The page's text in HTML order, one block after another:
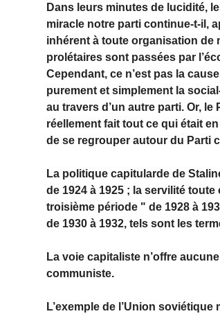
Dans leurs minutes de lucidité,
miracle notre parti continue-t-il,
inhérent à toute organisation de
prolétaires sont passées par
Cependant, ce n’est pas la
purement et simplement la
au travers d’un autre parti. Or,
réellement fait tout ce qui était
de se regrouper autour du Parti
La politique capitularde de
de 1924 à 1925 ; la servilité
troisième période " de 1928 à
de 1930 à 1932, tels sont les
La voie capitaliste n’offre
communiste.
L’exemple de l’Union